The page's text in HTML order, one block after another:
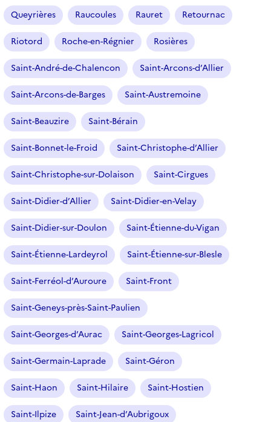
Queyrières Raucoules Rauret Retournac
Riotord Roche-en-Régnier Rosières
Saint-André-de-Chalencon Saint-Arcons-d’Allier
Saint-Arcons-de-Barges Saint-Austremoine
Saint-Beauzire Saint-Bérain
Saint-Bonnet-le-Froid Saint-Christophe-d’Allier
Saint-Christophe-sur-Dolaison Saint-Cirgues
Saint-Didier-d’Allier Saint-Didier-en-Velay
Saint-Didier-sur-Doulon Saint-Étienne-du-Vigan
Saint-Étienne-Lardeyrol Saint-Étienne-sur-Blesle
Saint-Ferréol-d’Auroure Saint-Front
Saint-Geneys-près-Saint-Paulien
Saint-Georges-d’Aurac Saint-Georges-Lagricol
Saint-Germain-Laprade Saint-Géron
Saint-Haon Saint-Hilaire Saint-Hostien
Saint-Ilpize Saint-Jean-d’Aubrigoux